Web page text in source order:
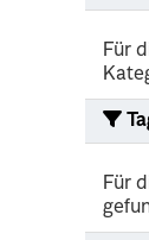
Für
Für